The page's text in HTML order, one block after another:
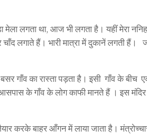
मेला लगता था, आज भी लगता है। यहीं मेरा
लगाते हैं। भारी मात्रा में दुकानें लगती
गाँव का रास्ता पड़ता है। इसी गाँव के बीच
के गाँव के लोग काफी मानते हैं । इस मंदिर
करके बाहर आँगन में लाया जाता है।